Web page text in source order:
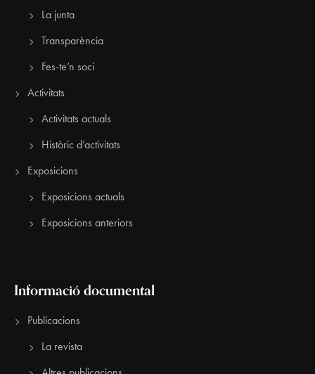
La junta
Transparència
Fes-te’n soci
Activitats
Activitats actuals
Històric d’activitats
Exposicions
Exposicions actuals
Exposicions anteriors
Informació documental
Publicacions
La revista